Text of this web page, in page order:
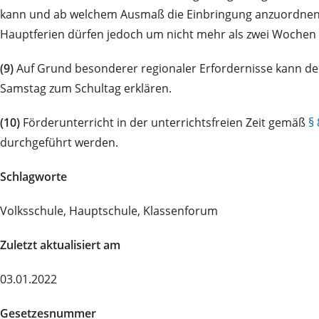
kann und ab welchem Ausmaß die Einbringung
Hauptferien dürfen jedoch um nicht mehr als zwei
(9)Auf Grund besonderer regionaler Erfordernisse kann
Samstag zum Schultag erklären.
(10) Förderunterricht in der unterrichtsfreien Zeit gemäß §
durchgeführt werden.
Schlagworte
Volksschule, Hauptschule, Klassenforum
Zuletzt aktualisiert am
03.01.2022
Gesetzesnummer